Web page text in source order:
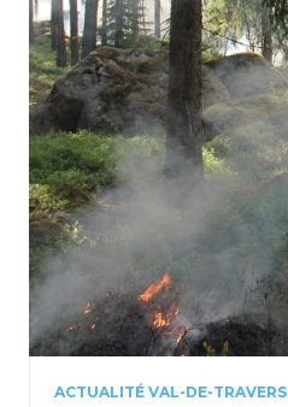
ACTUALITÉ VAL-DE-TRAVERS